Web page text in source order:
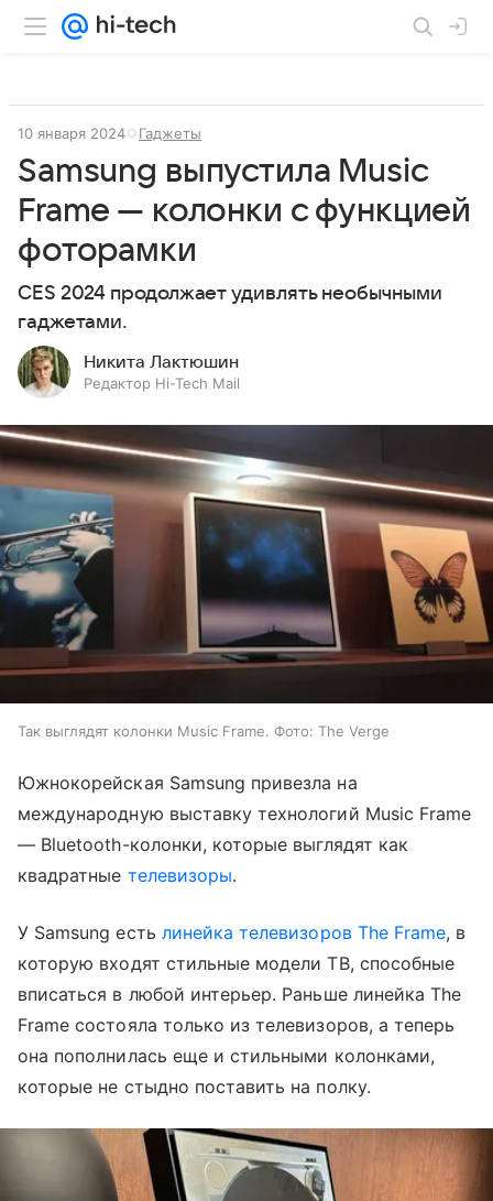
10 января 2024 Гаджеты
Samsung выпустила Music
Frame — колонки с функцией
фоторамки
CES 2024 продолжает удивлять необычными
гаджетами.
Никита Лактюшин
Редактор Hi-Tech Mail
Так выглядят колонки Music Frame. Фото: The Verge
Южнокорейская Samsung привезла на
международную выставку технологий Music Frame
— Bluetooth-колонки, которые выглядят как
квадратные телевизоры.
У Samsung есть линейка телевизоров The Frame, в
которую входят стильные модели ТВ, способные
вписаться в любой интерьер. Раньше линейка The
Frame состояла только из телевизоров, а теперь
она пополнилась еще и стильными колонками,
которые не стыдно поставить на полку.